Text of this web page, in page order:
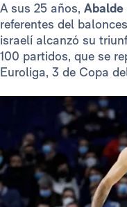
A sus 25 años, Abalde
referentes del
israelí alcanzó su
100 partidos, que se
Euroliga, 3 de Copa